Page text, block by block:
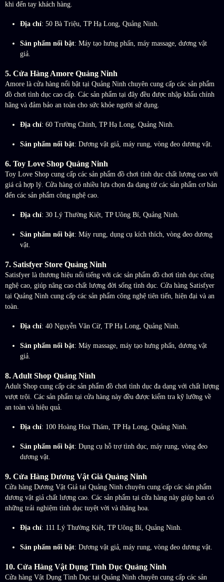
khi đến tay khách hàng.
Địa chỉ: 50 Bà Triệu, TP Hạ Long, Quảng Ninh.
Sản phẩm nổi bật: Máy tạo hưng phấn, máy massage, dương vật
giả.
5. Cửa Hàng Amore Quảng Ninh
Amore là cửa hàng nổi bật tại Quảng Ninh chuyên cung cấp các sản phẩm
đồ chơi tình dục cao cấp. Các sản phẩm tại đây đều được nhập khẩu chính
hãng và đảm bảo an toàn cho sức khỏe người sử dụng.
Địa chỉ: 60 Trường Chinh, TP Hạ Long, Quảng Ninh.
Sản phẩm nổi bật: Dương vật giả, máy rung, vòng đeo dương vật.
6. Toy Love Shop Quảng Ninh
Toy Love Shop cung cấp các sản phẩm đồ chơi tình dục chất lượng cao với
giá cả hợp lý. Cửa hàng có nhiều lựa chọn đa dạng từ các sản phẩm cơ bản
đến các sản phẩm công nghệ cao.
Địa chỉ: 30 Lý Thường Kiệt, TP Uông Bí, Quảng Ninh.
Sản phẩm nổi bật: Máy rung, dụng cụ kích thích, vòng đeo dương
vật.
7. Satisfyer Store Quảng Ninh
Satisfyer là thương hiệu nổi tiếng với các sản phẩm đồ chơi tình dục công
nghệ cao, giúp nâng cao chất lượng đời sống tình dục. Cửa hàng Satisfyer
tại Quảng Ninh cung cấp các sản phẩm công nghệ tiên tiến, hiện đại và an
toàn.
Địa chỉ: 40 Nguyễn Văn Cừ, TP Hạ Long, Quảng Ninh.
Sản phẩm nổi bật: Máy massage, máy tạo hưng phấn, dương vật
giả.
8.Adult Shop Quảng Ninh
Adult Shop cung cấp các sản phẩm đồ chơi tình dục đa dạng với chất lượng
vượt trội. Các sản phẩm tại cửa hàng này đều được kiểm tra kỹ lưỡng về
an toàn và hiệu quả.
Địa chỉ: 100 Hoàng Hoa Thám, TP Hạ Long, Quảng Ninh.
Sản phẩm nổi bật: Dụng cụ hỗ trợ tình dục, máy rung, vòng đeo
dương vật.
9. Cửa Hàng Dương Vật Giả Quảng Ninh
Cửa hàng Dương Vật Giả tại Quảng Ninh chuyên cung cấp các sản phẩm
dương vật giả chất lượng cao. Các sản phẩm tại cửa hàng này giúp bạn có
những trải nghiệm tình dục tuyệt vời và thăng hoa.
Địa chỉ: 111 Lý Thường Kiệt, TP Uông Bí, Quảng Ninh.
Sản phẩm nổi bật: Dương vật giả, máy rung, vòng đeo dương vật.
10. Cửa Hàng Vật Dụng Tình Dục Quảng Ninh
Cửa hàng Vật Dụng Tình Dục tại Quảng Ninh chuyên cung cấp các sản